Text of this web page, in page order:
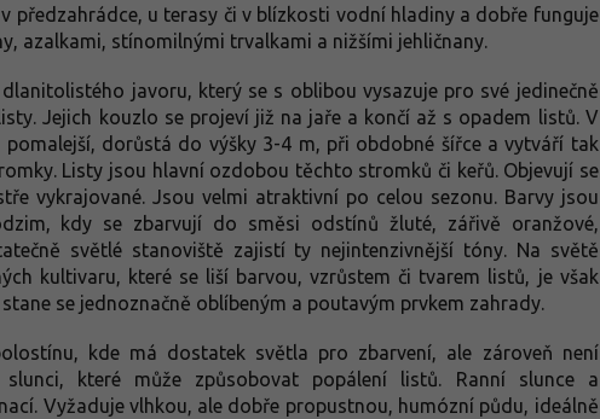
předzahrádce, u terasy či v blízkosti vodní hladiny a dobře funguje
azalkami, stínomilnými trvalkami a nižšími jehličnany.
javoru, který se s oblibou vysazuje pro své jedinečně
Jejich kouzlo se projeví již na jaře a končí až s opadem listů. V
dorůstá do výšky 3-4 m, při obdobné šířce a vytváří tak
Listy jsou hlavní ozdobou těchto stromků či keřů. Objevují se
vykrajované. Jsou velmi atraktivní po celou sezonu. Barvy jsou
kdy se zbarvují do směsi odstínů žluté, zářivě oranžové,
světlé stanoviště zajistí ty nejintenzivnější tóny. Na světě
kultivaru, které se liší barvou, vzrůstem či tvarem listů, je však
se jednoznačně oblíbeným a poutavým prvkem zahrady.
kde má dostatek světla pro zbarvení, ale zároveň není
slunci, které může způsobovat popálení listů. Ranní slunce a
Vyžaduje vlhkou, ale dobře propustnou, humózní půdu, ideálně